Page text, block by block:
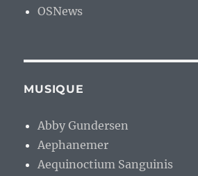
OSNews
MUSIQUE
Abby Gundersen
Aephanemer
Aequinoctium Sanguinis